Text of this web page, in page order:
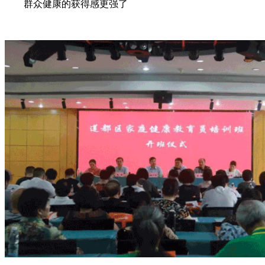
群众健康的获得感更强了